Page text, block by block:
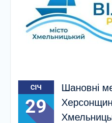
СІЧ
29
Шановні